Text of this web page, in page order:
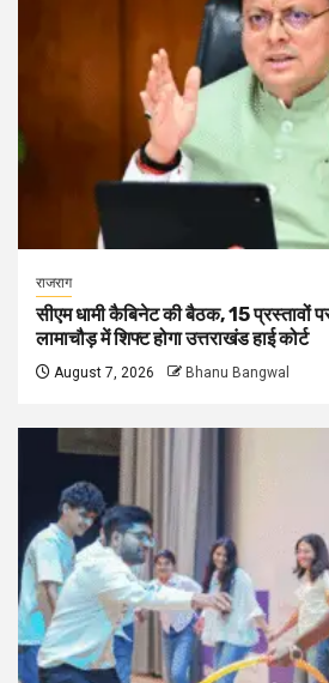
राजराग
सीएम धामी कैबिनेट की बैठक, 15 प्रस्तावों
लामाचौड़ में शिफ्ट होगा उत्तराखंड हाई कोर्ट
August 7, 2026 Bhanu Bangwal